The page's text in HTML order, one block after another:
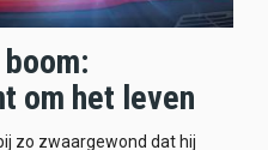
om het leven
zo zwaargewond dat hij